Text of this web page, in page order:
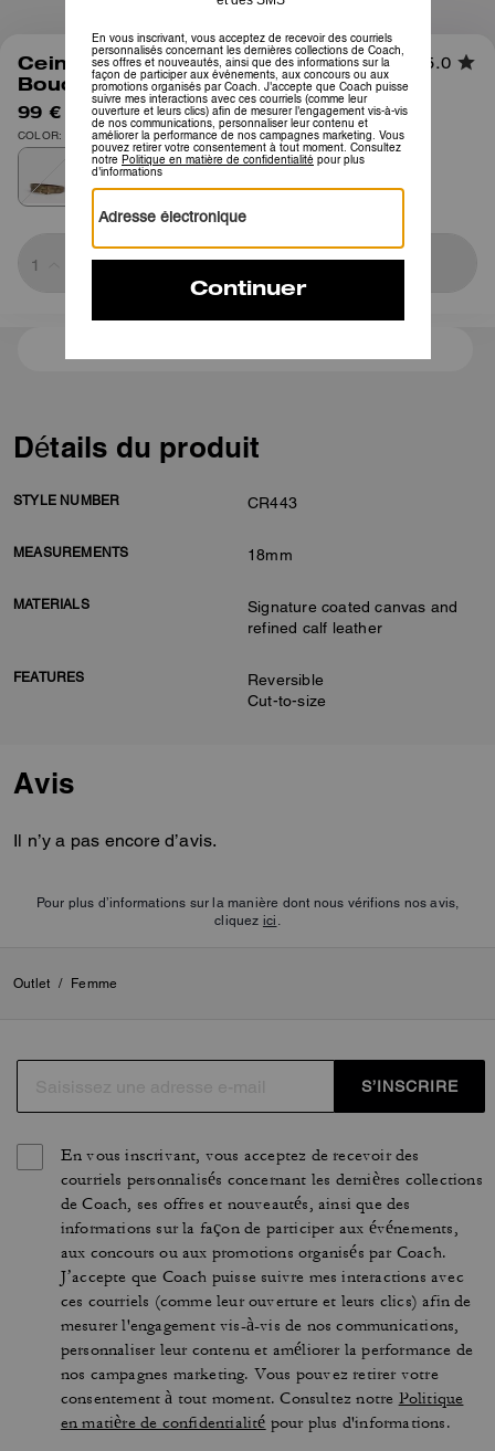
1/1
Ceinture Réversible Classique à
Boucle Ajustable, 18 mm
5.0
99 € 150 €
COLOR: Or/Brun kaki
Détails du produit
STYLE NUMBER CR443
MEASUREMENTS 18mm
MATERIALS
Signature coated canvas and
refined calf leather
FEATURES
Reversible
Cut-to-size
Avis
Il n’y a pas encore d’avis.
Pour plus d’informations sur la manière dont nous vérifions nos avis,
cliquez ici .
Outlet / Femme
S’INSCRIRE
En vous inscrivant, vous acceptez de recevoir des
courriels personnalisés concernant les dernières collections
de Coach, ses offres et nouveautés, ainsi que des
informations sur la façon de participer aux événements,
aux concours ou aux promotions organisés par Coach.
J’accepte que Coach puisse suivre mes interactions avec
ces courriels (comme leur ouverture et leurs clics) afin de
mesurer l'engagement vis-à-vis de nos communications,
personnaliser leur contenu et améliorer la performance de
nos campagnes marketing. Vous pouvez retirer votre
consentement à tout moment. Consultez notre Politique
en matière de confidentialité pour plus d'informations.